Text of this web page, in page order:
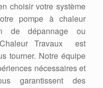
choisir votre système
pompe à chaleur
de dépannage ou
Travaux est
tourner. Notre équipe
nécessaires et
garantissent des